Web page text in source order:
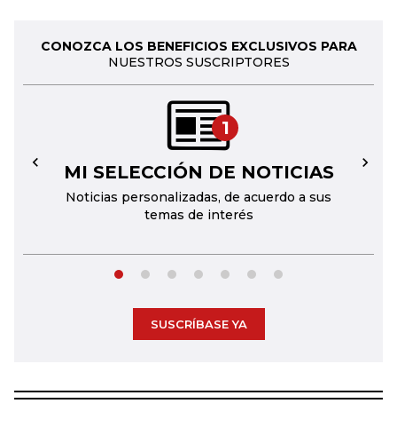
CONOZCA LOS BENEFICIOS EXCLUSIVOS PARA
NUESTROS SUSCRIPTORES
1
MI SELECCIÓN DE NOTICIAS
Noticias personalizadas, de acuerdo a sus
temas de interés
← →
SUSCRÍBASE YA